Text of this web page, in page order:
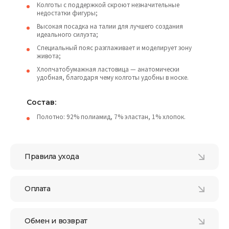
Колготы с поддержкой скроют незначительные
недостатки фигуры;
Высокая посадка на талии для лучшего создания
идеального силуэта;
Специальный пояс разглаживает и моделирует зону
живота;
Хлопчатобумажная ластовица — анатомически
удобная, благодаря чему колготы удобны в носке.
Состав:
Полотно: 92% полиамид, 7% эластан, 1% хлопок.
Правила ухода
Оплата
Обмен и возврат